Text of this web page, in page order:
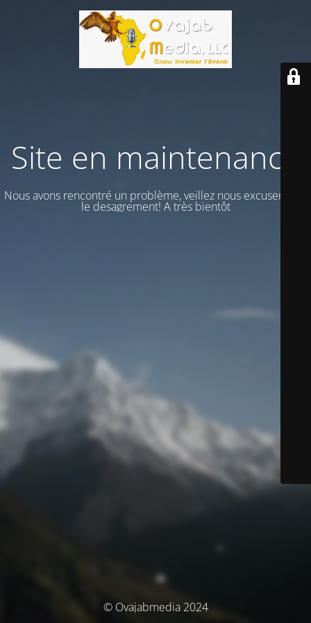
Site en maintenance
Nous avons rencontré un problème, veillez nous excuser vour
le desagrement! A très bientôt
© Ovajabmedia 2024